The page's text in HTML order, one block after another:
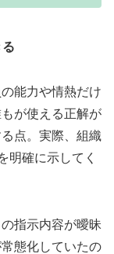
能力や情熱だけ
が使える正解が
点。実際、組織
明確に示してく
指示内容が曖昧
態化していたの